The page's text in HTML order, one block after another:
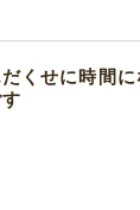
くせに時間